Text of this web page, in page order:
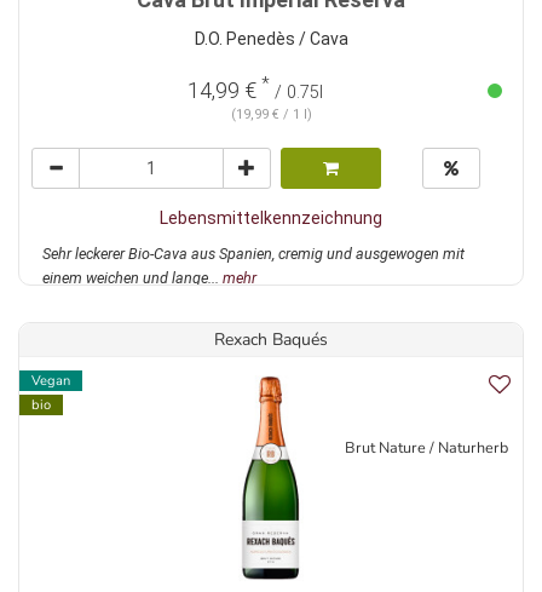
D.O. Penedès / Cava
14,99 € * / 0.75l
(19,99 € / 1 l)
Lebensmittelkennzeichnung
Sehr leckerer Bio-Cava aus Spanien, cremig und ausgewogen mit
einem weichen und lange... mehr
Rexach Baqués
Vegan
bio
Brut Nature / Naturherb